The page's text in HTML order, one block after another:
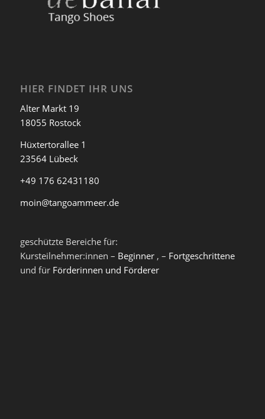
HIER FINDET IHR UNS
Alter Markt 19
18055 Rostock
Hüxtertorallee 1
23564 Lübeck
+49 176 62431180
moin@tangoammeer.de
geschützte Bereiche für:
Kursteilnehmer:innen – Beginner, – Fortgeschrittene
und für Förderinnen und Förderer